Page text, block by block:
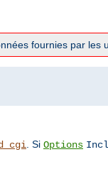
fournies par les
. Si Options